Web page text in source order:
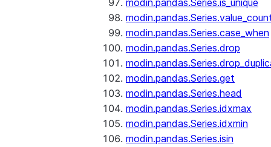
modin.pandas.Series.is_unique
modin.pandas.Series.case_when
modin.pandas.Series.drop
modin.pandas.Series.get
modin.pandas.Series.head
modin.pandas.Series.idxmax
modin.pandas.Series.idxmin
modin.pandas.Series.isin